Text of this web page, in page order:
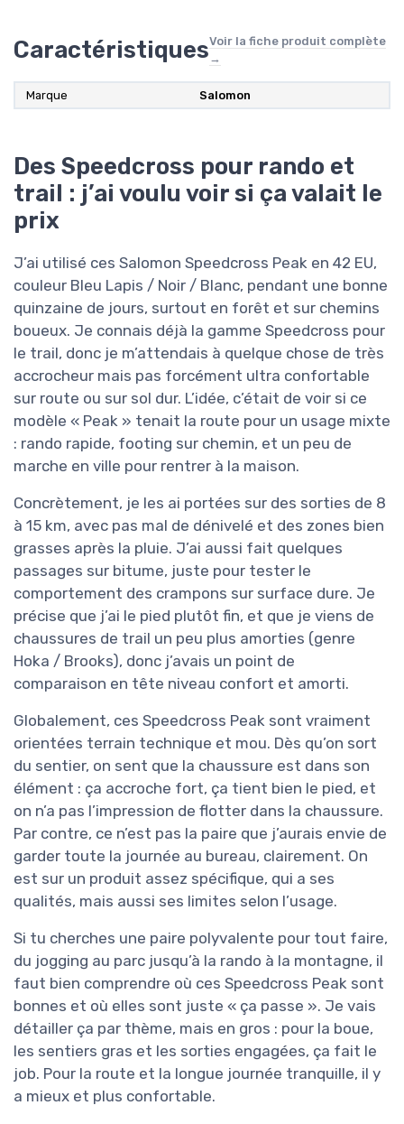
CaractéristiquesVoir la fiche produit complète
→
Marque Salomon
Des Speedcross pour rando et
trail : j’ai voulu voir si ça valait le
prix
J’ai utilisé ces Salomon Speedcross Peak en 42 EU,
couleur Bleu Lapis / Noir / Blanc, pendant une bonne
quinzaine de jours, surtout en forêt et sur chemins
boueux. Je connais déjà la gamme Speedcross pour
le trail, donc je m’attendais à quelque chose de très
accrocheur mais pas forcément ultra confortable
sur route ou sur sol dur. L’idée, c’était de voir si ce
modèle « Peak » tenait la route pour un usage mixte
: rando rapide, footing sur chemin, et un peu de
marche en ville pour rentrer à la maison.
Concrètement, je les ai portées sur des sorties de 8
à 15 km, avec pas mal de dénivelé et des zones bien
grasses après la pluie. J’ai aussi fait quelques
passages sur bitume, juste pour tester le
comportement des crampons sur surface dure. Je
précise que j’ai le pied plutôt fin, et que je viens de
chaussures de trail un peu plus amorties (genre
Hoka / Brooks), donc j’avais un point de
comparaison en tête niveau confort et amorti.
Globalement, ces Speedcross Peak sont vraiment
orientées terrain technique et mou. Dès qu’on sort
du sentier, on sent que la chaussure est dans son
élément : ça accroche fort, ça tient bien le pied, et
on n’a pas l’impression de flotter dans la chaussure.
Par contre, ce n’est pas la paire que j’aurais envie de
garder toute la journée au bureau, clairement. On
est sur un produit assez spécifique, qui a ses
qualités, mais aussi ses limites selon l’usage.
Si tu cherches une paire polyvalente pour tout faire,
du jogging au parc jusqu’à la rando à la montagne, il
faut bien comprendre où ces Speedcross Peak sont
bonnes et où elles sont juste « ça passe ». Je vais
détailler ça par thème, mais en gros : pour la boue,
les sentiers gras et les sorties engagées, ça fait le
job. Pour la route et la longue journée tranquille, il y
a mieux et plus confortable.